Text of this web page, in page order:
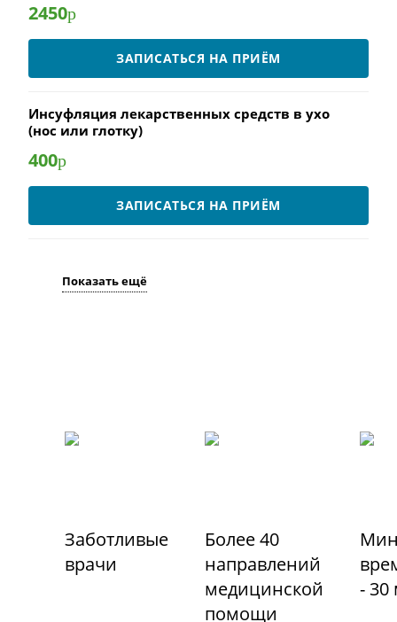
2450р
ЗАПИСАТЬСЯ НА ПРИЁМ
Инсуфляция лекарственных средств в ухо
(нос или глотку)
400р
ЗАПИСАТЬСЯ НА ПРИЁМ
Показать ещё
Заботливые
врачи
Более 40
направлений
медицинской
помощи
- 30